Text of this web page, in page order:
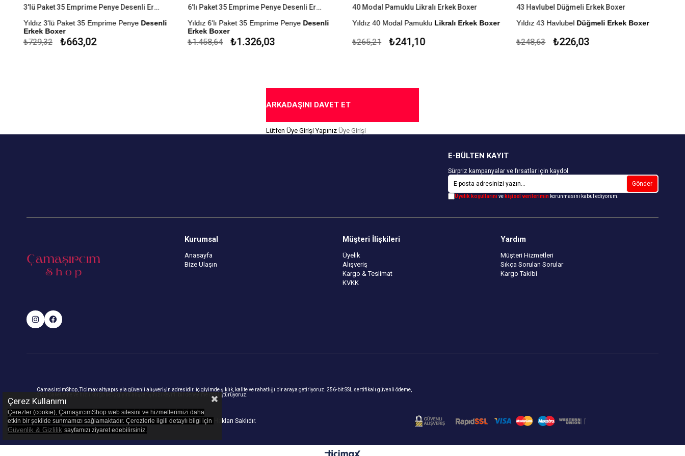
3'lü Paket 35 Emprime Penye Desenli Erkek Boxer
Yıldız 3'lü Paket 35 Emprime Penye Desenli
Erkek Boxer
Modal Kumaştan Üretilmiştir.
₺663,02
₺729,32
6'lı Paket 35 Emprime Penye Desenli Erkek Boxer
Yıldız 6'lı Paket 35 Emprime Penye Desenli
Erkek Boxer
Modal Kumaştan Üretilmiştir.
₺1.326,03
₺1.458,64
40 Modal Pamuklu Likralı Erkek Boxer
Yıldız 40 Modal Pamuklu Likralı Erkek Boxer
Çekmezlik Sanfor Testi Yapılmıştır.
₺241,10
₺265,21
43 Havlubel Düğmeli Erkek Boxer
Yıldız 43 Havlubel Düğmeli Erkek Boxer
%100 Pamuk₺226,03
₺248,63
ARKADAŞINI DAVET ET
Lütfen Üye Girişi Yapınız Üye Girişi
E-BÜLTEN KAYIT
Sürpriz kampanyalar ve fırsatlar için kaydol.
Gönder
Üyelik koşullarınıve kişisel verileriminkorunmasını kabul ediyorum.
Kurumsal
Anasayfa
Bize Ulaşın
Müşteri İlişkileri
Üyelik
Alışveriş
Kargo & Teslimat
KVKK
Yardım
Müşteri Hizmetleri
Sıkça Sorulan Sorular
Kargo Takibi
CamasircimShop, Ticimax altyapısıyla güvenli alışverişin adresidir. İç giyimde şıklık, kalite ve rahatlığı bir araya getiriyoruz. 256-bit SSL sertifikalı güvenli ödeme,
gizli paketleme ve hızlı kargo ile iç giyim alışverişinizi keyifli bir deneyime dönüştürüyoruz.
© 2023camasircimshop.com- Tüm Hakları Saklıdır.
Çerez Kullanımı
Çerezler (cookie), ÇamaşırcımShop web sitesini ve hizmetlerimizi daha
etkin bir şekilde sunmamızı sağlamaktadır. Çerezlerle ilgili detaylı bilgi için
Güvenlik & Gizlilik sayfamızı ziyaret edebilirsiniz.